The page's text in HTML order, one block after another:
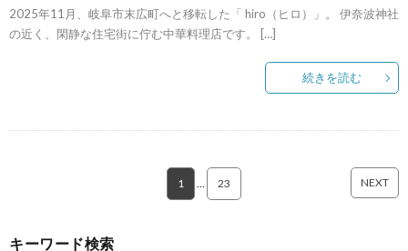
2025年11月、岐阜市末広町へと移転した「 hiro（ヒロ）」。 伊奈波神社
の近く、閑静な住宅街に佇む中華料理店です。 […]
続きを読む
1 … 23 NEXT
キーワード検索